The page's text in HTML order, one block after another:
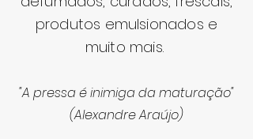
produtos emulsionados e
muito mais.
"A pressa é inimiga da maturação"
(Alexandre Araújo)